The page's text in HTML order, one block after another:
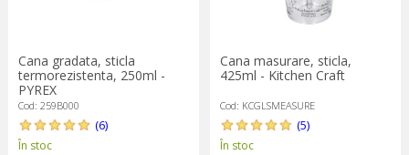
Cana gradata, sticla
termorezistenta, 250ml -
PYREX
Cod: 259B000
(6)
În stoc
Cana masurare, sticla,
425ml - Kitchen Craft
Cod: KCGLSMEASURE
(5)
În stoc